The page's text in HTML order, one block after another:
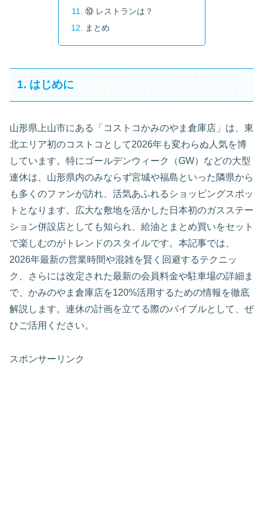
⑩ レストランは？
まとめ
1. はじめに
山形県上山市にある「コストコかみのやま倉庫店」は、東
北エリア初のコストコとして2026年も変わらぬ人気を博
しています。特にゴールデンウィーク（GW）などの大型
連休は、山形県内のみならず宮城や福島といった隣県から
も多くのファンが訪れ、活気あふれるショッピングスポッ
トとなります。広大な敷地を活かした日本初のガスステー
ション併設店としても知られ、給油とまとめ買いをセット
で楽しむのがトレンドのスタイルです。本記事では、
2026年最新の営業時間や混雑を賢く回避するテクニッ
ク、さらには改定された最新の会員料金や駐車場の詳細ま
で、かみのやま倉庫店を120%活用するための情報を徹底
解説します。連休の計画を立てる際のバイブルとして、ぜ
ひご活用ください。
スポンサーリンク